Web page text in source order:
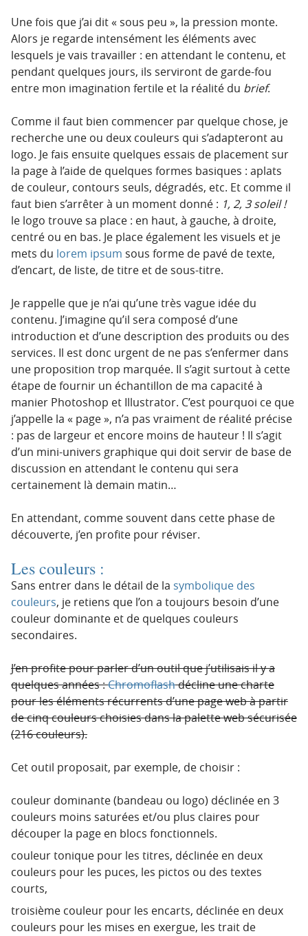
Une fois que j’ai dit « sous peu », la pression monte.
Alors je regarde intensément les éléments avec
lesquels je vais travailler : en attendant le contenu, et
pendant quelques jours, ils serviront de garde-fou
entre mon imagination fertile et la réalité du brief.
Comme il faut bien commencer par quelque chose, je
recherche une ou deux couleurs qui s’adapteront au
logo. Je fais ensuite quelques essais de placement sur
la page à l’aide de quelques formes basiques : aplats
de couleur, contours seuls, dégradés, etc. Et comme il
faut bien s’arrêter à un moment donné : 1, 2, 3 soleil !
le logo trouve sa place : en haut, à gauche, à droite,
centré ou en bas. Je place également les visuels et je
mets du lorem ipsum sous forme de pavé de texte,
d’encart, de liste, de titre et de sous-titre.
Je rappelle que je n’ai qu’une très vague idée du
contenu. J’imagine qu’il sera composé d’une
introduction et d’une description des produits ou des
services. Il est donc urgent de ne pas s’enfermer dans
une proposition trop marquée. Il s’agit surtout à cette
étape de fournir un échantillon de ma capacité à
manier Photoshop et Illustrator. C’est pourquoi ce que
j’appelle la « page », n’a pas vraiment de réalité précise
: pas de largeur et encore moins de hauteur ! Il s’agit
d’un mini-univers graphique qui doit servir de base de
discussion en attendant le contenu qui sera
certainement là demain matin…
En attendant, comme souvent dans cette phase de
découverte, j’en profite pour réviser.
Les couleurs :
Sans entrer dans le détail de la symbolique des
couleurs, je retiens que l’on a toujours besoin d’une
couleur dominante et de quelques couleurs
secondaires.
J’en profite pour parler d’un outil que j’utilisais il y a
quelques années :Chromoflashdécline une charte
pour les éléments récurrents d’une page web à partir
de cinq couleurs choisies dans la palette web sécurisée
(216 couleurs).
Cet outil proposait, par exemple, de choisir :
couleur dominante (bandeau ou logo) déclinée en 3
couleurs moins saturées et/ou plus claires pour
découper la page en blocs fonctionnels.
couleur tonique pour les titres, déclinée en deux
couleurs pour les puces, les pictos ou des textes
courts,
troisième couleur pour les encarts, déclinée en deux
couleurs pour les mises en exergue, les trait de